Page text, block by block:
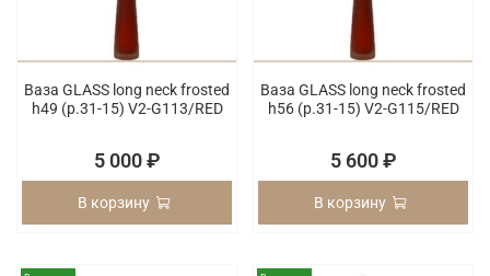
Ваза GLASS long neck frosted
h49 (p.31-15) V2-G113/RED
5 000 ₽
В корзину
Ваза GLASS long neck frosted
h56 (p.31-15) V2-G115/RED
5 600 ₽
В корзину